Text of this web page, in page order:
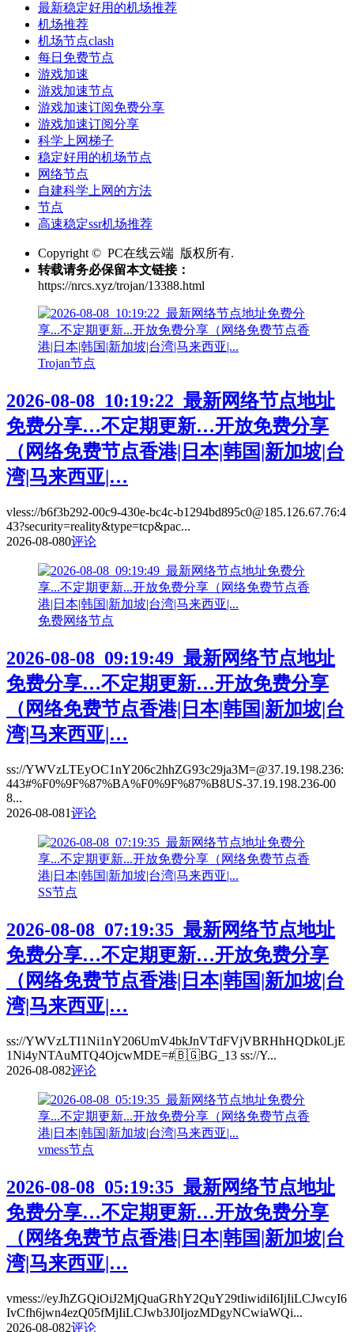
最新稳定好用的机场推荐
机场推荐
机场节点clash
每日免费节点
游戏加速
游戏加速节点
游戏加速订阅免费分享
游戏加速订阅分享
科学上网梯子
稳定好用的机场节点
网络节点
自建科学上网的方法
节点
高速稳定ssr机场推荐
Copyright © PC在线云端 版权所有.
转载请务必保留本文链接：
https://nrcs.xyz/trojan/13388.html
Trojan节点
2026-08-08_10:19:22_最新网络节点地址
免费分享…不定期更新…开放免费分享
（网络免费节点香港|日本|韩国|新加坡|台
湾|马来西亚|…
vless://b6f3b292-00c9-430e-bc4c-b1294bd895c0@185.126.67.76:4
43?security=reality&type=tcp&pac...
2026-08-080评论
免费网络节点
2026-08-08_09:19:49_最新网络节点地址
免费分享…不定期更新…开放免费分享
（网络免费节点香港|日本|韩国|新加坡|台
湾|马来西亚|…
ss://YWVzLTEyOC1nY206c2hhZG93c29ja3M=@37.19.198.236:
443#%F0%9F%87%BA%F0%9F%87%B8US-37.19.198.236-00
8...
2026-08-081评论
SS节点
2026-08-08_07:19:35_最新网络节点地址
免费分享…不定期更新…开放免费分享
（网络免费节点香港|日本|韩国|新加坡|台
湾|马来西亚|…
ss://YWVzLTI1Ni1nY206UmV4bkJnVTdFVjVBRHhHQDk0LjE
1Ni4yNTAuMTQ4OjcwMDE=#🇧🇬BG_13 ss://Y...
2026-08-082评论
vmess节点
2026-08-08_05:19:35_最新网络节点地址
免费分享…不定期更新…开放免费分享
（网络免费节点香港|日本|韩国|新加坡|台
湾|马来西亚|…
vmess://eyJhZGQiOiJ2MjQuaGRhY2QuY29tIiwidiI6IjIiLCJwcyI6
IvCfh6jwn4ezQ05fMjIiLCJwb3J0IjozMDgyNCwiaWQi...
2026-08-082评论